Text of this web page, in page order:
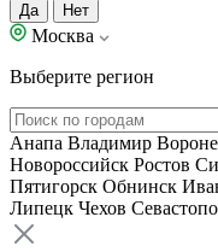
Да Нет
Москва
Выберите регион
Анапа Владимир
Новороссийск Ростов
Пятигорск Обнинск
Липецк Чехов